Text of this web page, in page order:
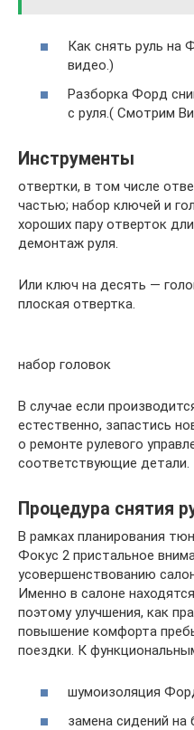
Как снять руль на
видео.)
Разборка Форд
с руля.( Смотрим
Инструменты
отвертки, в том числе
частью; набор ключей и
хороших пару отверток
демонтаж руля.
Или ключ на десять —
плоская отвертка.
набор головок
В случае если
естественно, запастись
о ремонте рулевого
соответствующие детали.
Процедура снятия
В рамках планирования
Фокус 2 пристальное
усовершенствованию
Именно в салоне
поэтому улучшения, как
повышение комфорта
поездки. К
шумоизоляция
замена сидений